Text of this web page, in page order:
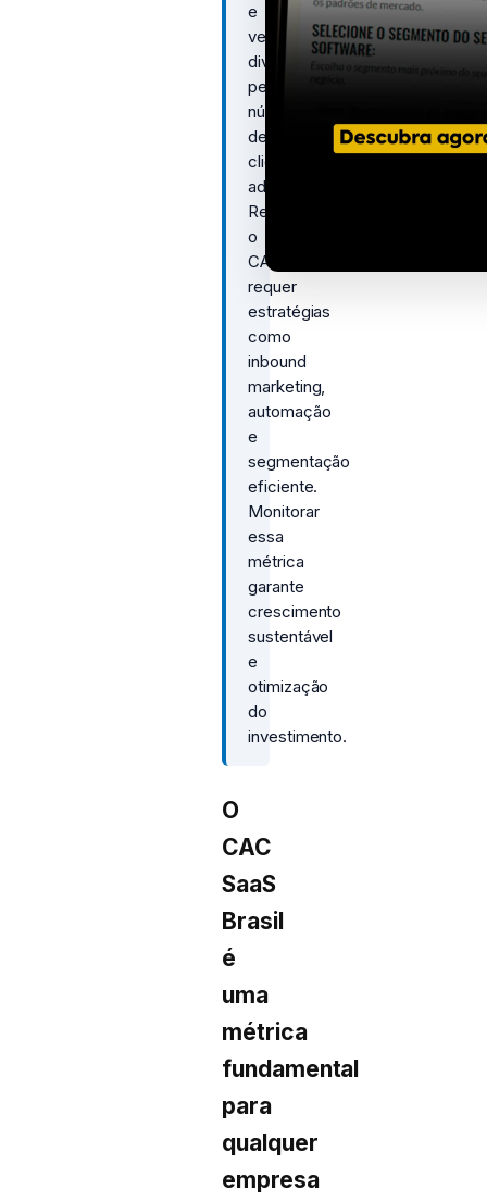
e
vendas
divididos
pelo
número
de
clientes
adquiridos.
Reduzir
o
CAC
requer
estratégias
como
inbound
marketing,
automação
e
segmentação
eficiente.
Monitorar
essa
métrica
garante
crescimento
sustentável
e
otimização
do
investimento.
O
CAC
SaaS
Brasil
é
uma
métrica
fundamental
para
qualquer
empresa